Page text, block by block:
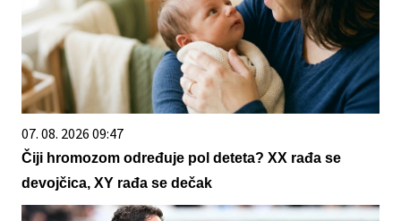
07. 08. 2026 09:47
Čiji hromozom određuje pol deteta? XX rađa se
devojčica, XY rađa se dečak